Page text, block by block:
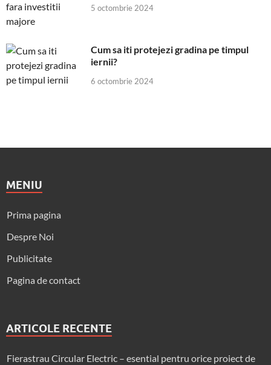
5 octombrie 2024
Cum sa iti protejezi gradina pe timpul
iernii?
6 octombrie 2024
MENIU
Prima pagina
Despre Noi
Publicitate
Pagina de contact
ARTICOLE RECENTE
Fierastrau Circular Electric – esential pentru orice proiect de